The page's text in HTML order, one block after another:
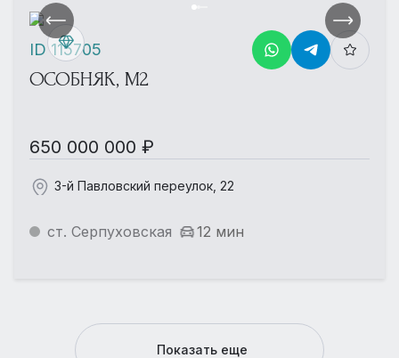
ОСОБНЯК, М2
650 000 000 ₽
3-й Павловский переулок, 22
ст. Серпуховская 12 мин
ID 115705
Показать еще